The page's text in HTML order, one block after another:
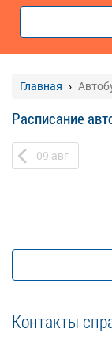
Главная
Расписание
09 авг
Контакты